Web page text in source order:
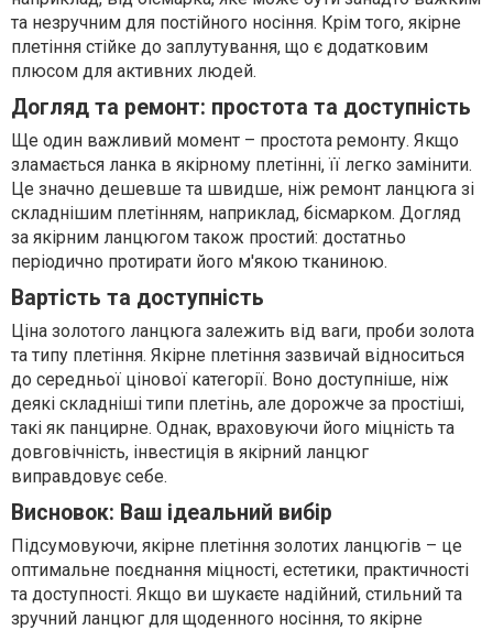
та незручним для постійного носіння. Крім того, якірне
плетіння стійке до заплутування, що є додатковим
плюсом для активних людей.
Догляд та ремонт: простота та доступність
Ще один важливий момент – простота ремонту. Якщо
зламається ланка в якірному плетінні, її легко замінити.
Це значно дешевше та швидше, ніж ремонт ланцюга зі
складнішим плетінням, наприклад, бісмарком. Догляд
за якірним ланцюгом також простий: достатньо
періодично протирати його м'якою тканиною.
Вартість та доступність
Ціна золотого ланцюга залежить від ваги, проби золота
та типу плетіння. Якірне плетіння зазвичай відноситься
до середньої цінової категорії. Воно доступніше, ніж
деякі складніші типи плетінь, але дорожче за простіші,
такі як панцирне. Однак, враховуючи його міцність та
довговічність, інвестиція в якірний ланцюг
виправдовує себе.
Висновок: Ваш ідеальний вибір
Підсумовуючи, якірне плетіння золотих ланцюгів – це
оптимальне поєднання міцності, естетики, практичності
та доступності. Якщо ви шукаєте надійний, стильний та
зручний ланцюг для щоденного носіння, то якірне